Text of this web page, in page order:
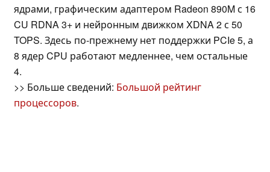
ядрами, графическим адаптером Radeon 890M с 16
CU RDNA 3+ и нейронным движком XDNA 2 с 50
TOPS. Здесь по-прежнему нет поддержки PCIe 5, а
8 ядер CPU работают медленнее, чем остальные
4.
>> Больше сведений: Большой рейтинг
процессоров.